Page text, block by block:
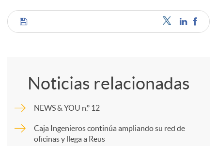
C
p
Noticias relacionadas
NEWS & YOU n.º 12
Caja Ingenieros continúa ampliando su red de
oficinas y llega a Reus